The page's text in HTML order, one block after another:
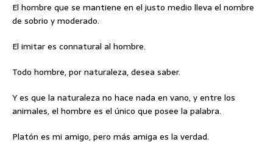
El hombre que se mantiene en el justo medio lleva el nombre
de sobrio y moderado.
El imitar es connatural al hombre.
Todo hombre, por naturaleza, desea saber.
Y es que la naturaleza no hace nada en vano, y entre los
animales, el hombre es el único que posee la palabra.
Platón es mi amigo, pero más amiga es la verdad.